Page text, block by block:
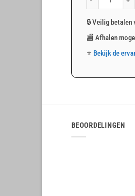
Elastisch koord
🔒 Veilig
🏬 Afhalen
⭐ Bekijk de
BEOORDELINGEN